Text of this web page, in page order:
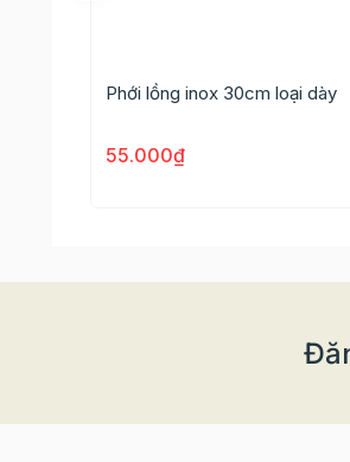
Phới lồng inox 30cm loại dày
55.000₫